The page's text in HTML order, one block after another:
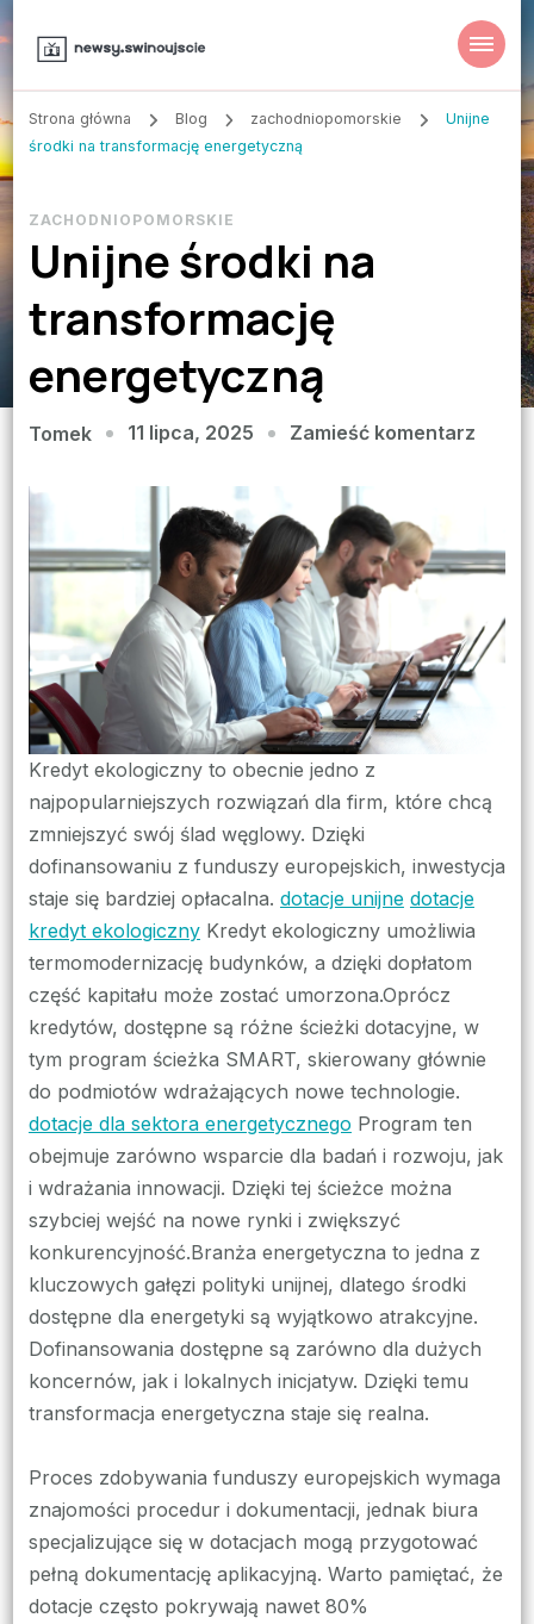
Strona główna Blog zachodniopomorskie
Unijne
środki na transformację energetyczną
ZACHODNIOPOMORSKIE
Unijne środki na
transformację
energetyczną
Tomek 11 lipca, 2025 Zamieść komentarzwe
na
Kredyt ekologiczny to obecnie jedno z
najpopularniejszych rozwiązań dla firm, które chcą
zmniejszyć swój ślad węglowy. Dzięki
dofinansowaniu z funduszy europejskich, inwestycja
staje się bardziej opłacalna. dotacje unijne dotacje
kredyt ekologicznyKredyt ekologiczny umożliwia
termomodernizację budynków, a dzięki dopłatom
część kapitału może zostać umorzona.Oprócz
kredytów, dostępne są różne ścieżki dotacyjne, w
tym program ścieżka SMART, skierowany głównie
do podmiotów wdrażających nowe technologie.
dotacje dla sektora energetycznego Program ten
obejmuje zarówno wsparcie dla badań i rozwoju, jak
i wdrażania innowacji. Dzięki tej ścieżce można
szybciej wejść na nowe rynki i zwiększyć
konkurencyjność.Branża energetyczna to jedna z
kluczowych gałęzi polityki unijnej, dlatego środki
dostępne dla energetyki są wyjątkowo atrakcyjne.
Dofinansowania dostępne są zarówno dla dużych
koncernów, jak i lokalnych inicjatyw. Dzięki temu
transformacja energetyczna staje się realna.
Proces zdobywania funduszy europejskich wymaga
znajomości procedur i dokumentacji, jednak biura
specjalizujące się w dotacjach mogą przygotować
pełną dokumentację aplikacyjną. Warto pamiętać, że
dotacje często pokrywają nawet 80%